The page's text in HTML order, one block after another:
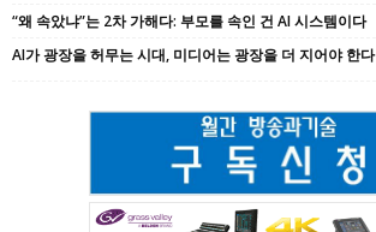
“왜 속았냐”는 2차 가해다: 부모를 속인 건 AI 시스템이다
AI가 광장을 허무는 시대, 미디어는 광장을 더 지어야 한다